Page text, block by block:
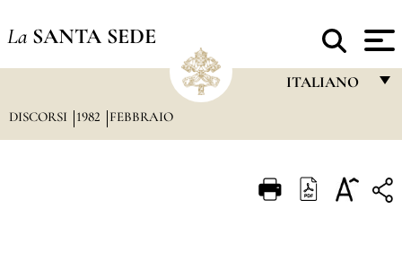
La SANTA SEDE
ITALIANO
ITALIANO
DISCORSI 1982 FEBBRAIO